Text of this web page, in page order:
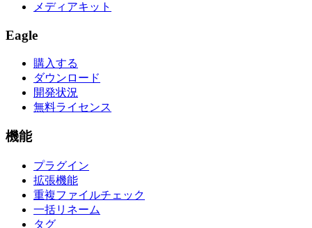
メディアキット
Eagle
購入する
ダウンロード
開発状況
無料ライセンス
機能
プラグイン
拡張機能
重複ファイルチェック
一括リネーム
タグ